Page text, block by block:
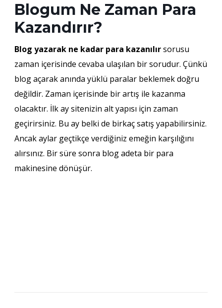
Blogum Ne Zaman Para
Kazandırır?
Blog yazarak ne kadar para kazanılırsorusu
zaman içerisinde cevaba ulaşılan bir sorudur. Çünkü
blog açarak anında yüklü paralar beklemek doğru
değildir. Zaman içerisinde bir artış ile kazanma
olacaktır. İlk ay sitenizin alt yapısı için zaman
geçirirsiniz. Bu ay belki de birkaç satış yapabilirsiniz.
Ancak aylar geçtikçe verdiğiniz emeğin karşılığını
alırsınız. Bir süre sonra blog adeta bir para
makinesine dönüşür.